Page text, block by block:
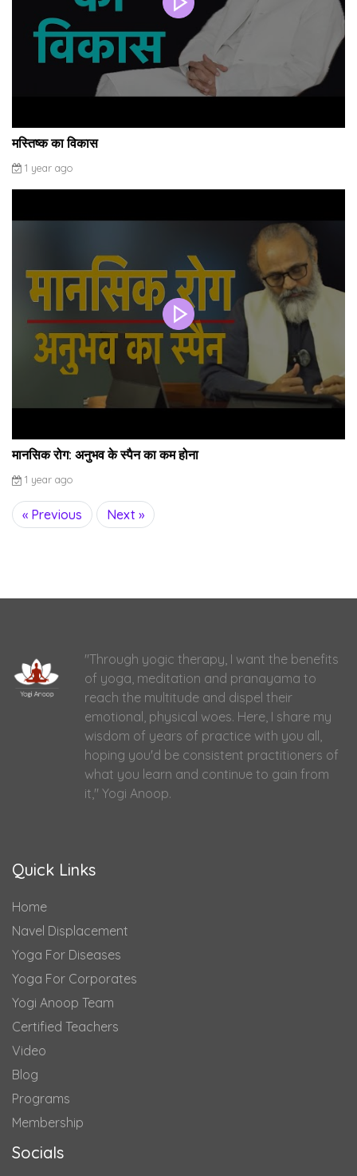
मस्तिष्क का विकास
1 year ago
मानसिक रोग: अनुभव के स्पैन का कम होना
1 year ago
« Previous Next »
"Through yogic therapy, I want the benefits
of yoga, meditation and pranayama to
reach the multitude and dispel their
emotional, physical woes. Here, I share my
wisdom of years of practice with you all,
hoping you'd be consistent practitioners of
what you learn and continue to gain from
it," Yogi Anoop.
Quick Links
Home
Navel Displacement
Yoga For Diseases
Yoga For Corporates
Yogi Anoop Team
Certified Teachers
Video
Blog
Programs
Membership
Socials